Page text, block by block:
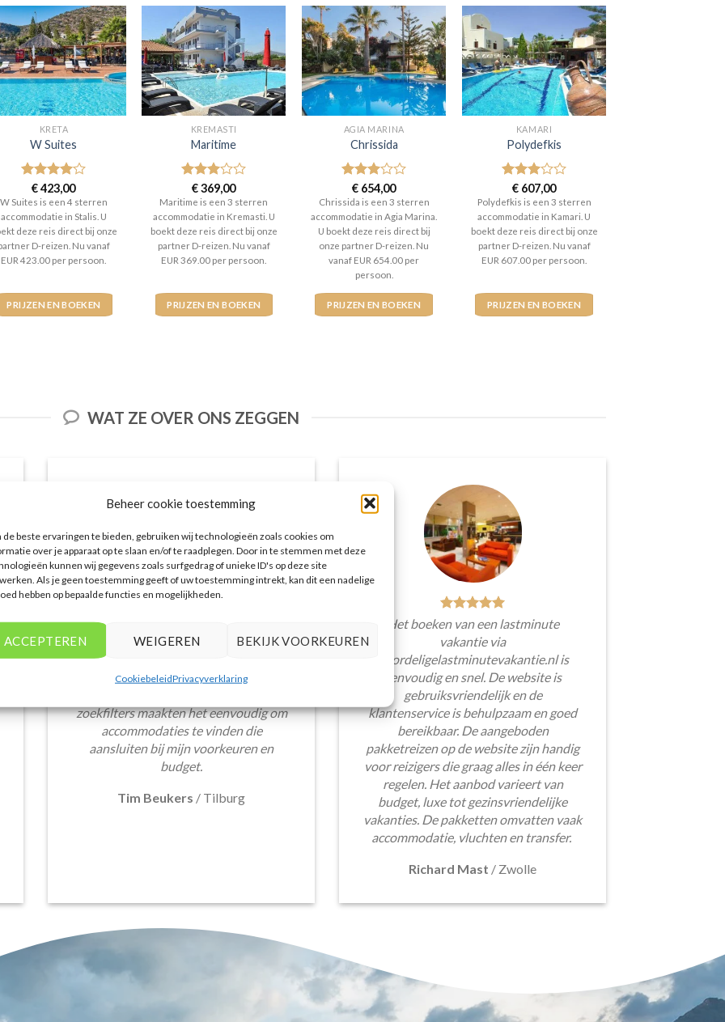
Beheer cookie toestemming
de beste ervaringen te bieden, gebruiken wij technologieën zoals cookies om
over je apparaat op te slaan en/of te raadplegen. Door in te stemmen met deze
kunnen wij gegevens zoals surfgedrag of unieke ID's op deze site
Als je geen toestemming geeft of uw toestemming intrekt, kan dit een nadelige
hebben op bepaalde functies en mogelijkheden.
ACCEPTEREN WEIGEREN BEKIJK VOORKEUREN
CookiebeleidPrivacyverklaring
KRETA
W Suites
Gewaardeerd
4uit 5
€423,00
W Suites is een 4 sterren
accommodatie in Stalis. U
deze reis direct bij onze
D-reizen. Nu vanaf
EUR 423.00 per persoon.
PRIJZEN EN BOEKEN
KREMASTI
Maritime
Gewaardeerd
3uit 5
€369,00
Maritime is een 3 sterren
accommodatie in Kremasti. U
boekt deze reis direct bij onze
partner D-reizen. Nu vanaf
EUR 369.00 per persoon.
PRIJZEN EN BOEKEN
AGIA MARINA
Chrissida
Gewaardeerd
3uit 5
€ 654,00
Chrissida is een 3 sterren
accommodatie in Agia Marina.
U boekt deze reis direct bij
onze partner D-reizen. Nu
vanaf EUR 654.00 per
persoon.
PRIJZEN EN BOEKEN
KAMARI
Polydefkis
Gewaardeerd
3uit 5
€ 607,00
Polydefkis is een 3 sterren
accommodatie in Kamari. U
boekt deze reis direct bij onze
partner D-reizen. Nu vanaf
EUR 607.00 per persoon.
PRIJZEN EN BOEKEN
WAT ZE OVER ONS ZEGGEN
Het aanbod van accommodaties op
voordeligelastminutevakantie.nl is erg
budgetvriendelijke hotels, de site biedt
zoekfilters maakten het eenvoudig om
accommodaties te vinden die
aansluiten bij mijn voorkeuren en
budget.
Tim Beukers / Tilburg
Het boeken van een lastminute
vakantie via
Voordeligelastminutevakantie.nl is
eenvoudig en snel. De website is
gebruiksvriendelijk en de
klantenservice is behulpzaam en goed
bereikbaar. De aangeboden
pakketreizen op de website zijn handig
voor reizigers die graag alles in één keer
regelen. Het aanbod varieert van
budget, luxe tot gezinsvriendelijke
vakanties. De pakketten omvatten vaak
accommodatie, vluchten en transfer.
Richard Mast / Zwolle